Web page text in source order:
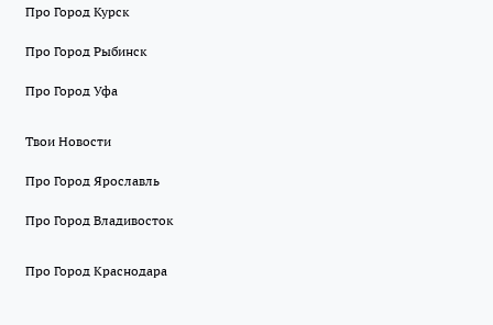
Про Город Курск
Про Город Рыбинск
Про Город Уфа
Твои Новости
Про Город Ярославль
Про Город Владивосток
Про Город Краснодара